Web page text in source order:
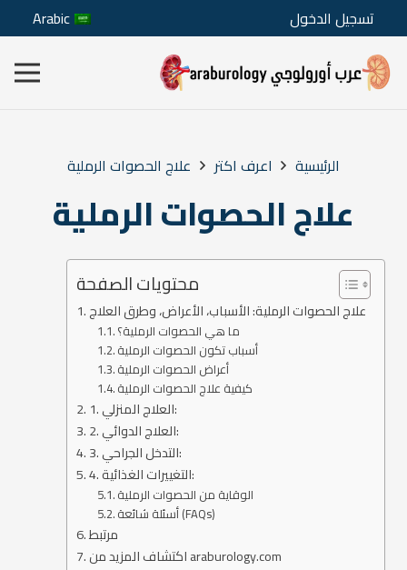
تسجيل الدخول Arabic
الرئيسية اعرف اكتر علاج الحصوات الرملية
علاج الحصوات الرملية
محتويات الصفحة
علاج الحصوات الرملية: الأسباب، الأعراض، وطرق العلاج
ما هي الحصوات الرملية؟
أسباب تكون الحصوات الرملية
أعراض الحصوات الرملية
كيفية علاج الحصوات الرملية
1. العلاج المنزلي:
2. العلاج الدوائي:
3. التدخل الجراحي:
4. التغييرات الغذائية:
الوقاية من الحصوات الرملية
أسئلة شائعة (FAQs)
مرتبط
اكتشاف المزيد من araburology.com